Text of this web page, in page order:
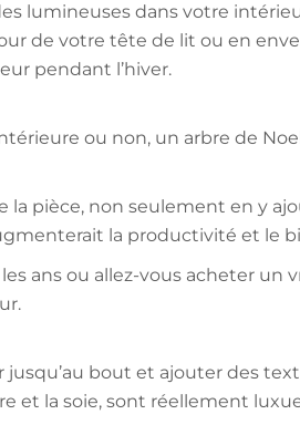
lumineuses dans votre
de votre tête de lit ou en
pendant l’hiver.
ou non, un arbre de
la pièce, non seulement en y
la productivité et le
ans ou allez-vous acheter un
jusqu’au bout et ajouter des
et la soie, sont réellement